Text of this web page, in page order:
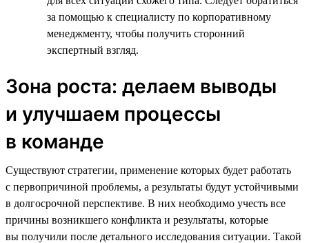
за помощью к специалисту по корпоративному
менеджменту, чтобы получить сторонний
экспертный взгляд.
Зона роста: делаем выводы
и улучшаем процессы
в команде
Существуют стратегии, применение которых будет работать
с первопричиной проблемы, а результаты будут устойчивыми
в долгосрочной перспективе. В них необходимо учесть все
причины возникшего конфликта и результаты, которые
вы получили после детального исследования ситуации. Такой